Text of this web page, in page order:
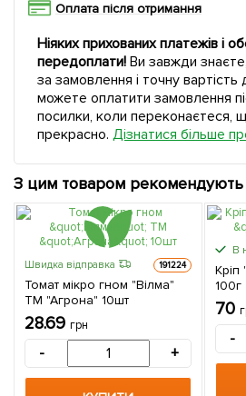
Оплата після отримання
Ніяких прихованих платежів і
передоплати!Ви завжди
за замовлення і точну вартість
можете оплатити замовлення
посилки, коли переконаєтеся,
прекрасно. Дізнатися більше
З цим товаром рекомендують
Швидка відправка 191224
Томат мікро гном "Вілма"
ТМ "Агрона" 10шт
28.69 грн
- +
В
100г
70
-